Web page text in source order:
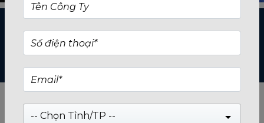
DANH MỤC SẢN
PHẨM
-- Chọn Tỉnh/TP --